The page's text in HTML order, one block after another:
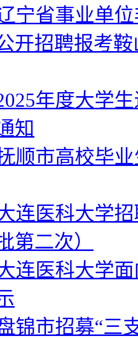
宁省事业单
开招聘报考
年度大学
知
顺市高校毕
连医科大学
第二次）
连医科大学
锦市招募“三